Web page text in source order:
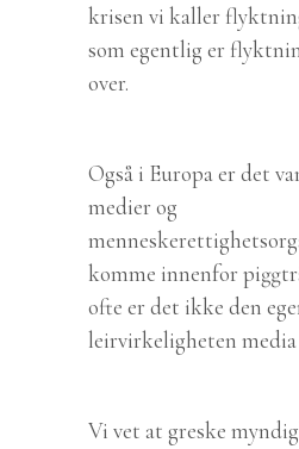
krisen vi kaller
som egentlig er
over.
Også i Europa er det
medier og
komme innenfor
ofte er det ikke den
leirvirkeligheten
Vi vet at greske